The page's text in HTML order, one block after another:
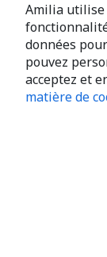
Amilia utilise
données
pouvez
acceptez et
matière de